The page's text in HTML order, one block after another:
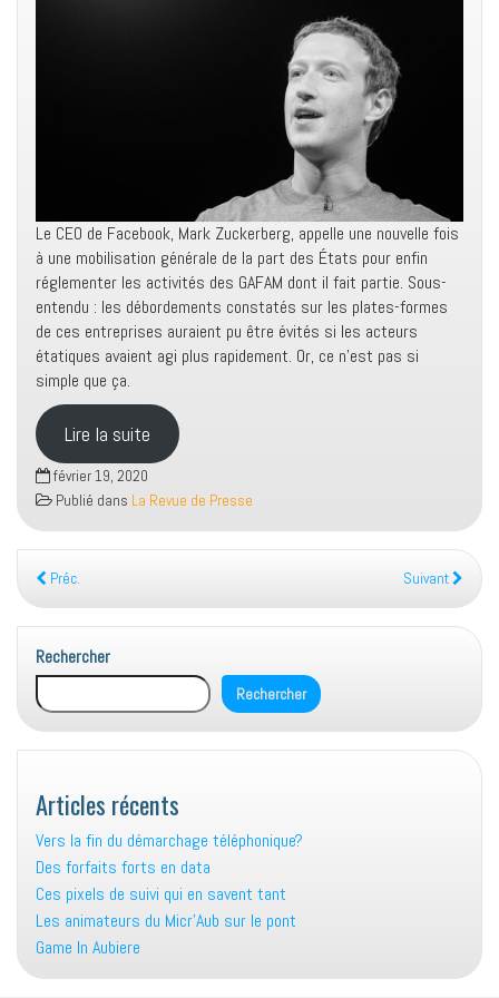
Le CEO de Facebook, Mark Zuckerberg, appelle une nouvelle fois
à une mobilisation générale de la part des États pour enfin
réglementer les activités des GAFAM dont il fait partie. Sous-
entendu : les débordements constatés sur les plates-formes
de ces entreprises auraient pu être évités si les acteurs
étatiques avaient agi plus rapidement. Or, ce n’est pas si
simple que ça.
Lire la suite
février 19, 2020
Publié dans La Revue de Presse
Préc. Suivant
Rechercher
Rechercher
Articles récents
Vers la fin du démarchage téléphonique?
Des forfaits forts en data
Ces pixels de suivi qui en savent tant
Les animateurs du Micr’Aub sur le pont
Game In Aubiere